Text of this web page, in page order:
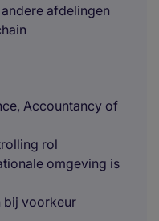
afdelingen
Accountancy of
rol
omgeving is
bij voorkeur